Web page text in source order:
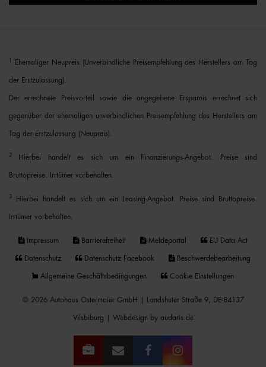
Ehemaliger Neupreis (Unverbindliche Preisempfehlung des Herstellers am Tag
der Erstzulassung).
Der errechnete Preisvorteil sowie die angegebene Ersparnis errechnet sich
gegenüber der ehemaligen unverbindlichen Preisempfehlung des Herstellers am
Tag der Erstzulassung (Neupreis).
2 Hierbei handelt es sich um ein Finanzierungs-Angebot. Preise sind
Bruttopreise. Irrtümer vorbehalten.
3 Hierbei handelt es sich um ein Leasing-Angebot. Preise sind Bruttopreise.
Irrtümer vorbehalten.
Impressum Barrierefreiheit Meldeportal EU Data Act
Datenschutz Datenschutz Facebook Beschwerdebearbeitung
Allgemeine Geschäftsbedingungen Cookie Einstellungen
© 2026 Autohaus Ostermaier GmbH | Landshuter Straße 9, DE-84137
Vilsbiburg | Webdesign by audaris.de